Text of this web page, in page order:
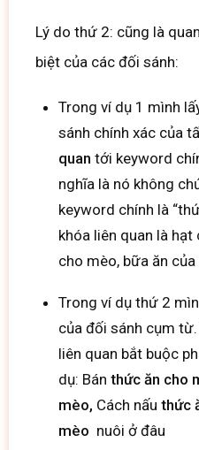
Lý do thứ 2: cũng là
biệt của các đối sánh:
Trong ví dụ 1 mình
sánh chính xác của
quan tới keyword
nghĩa là nó không
keyword chính là
khóa liên quan là
cho mèo, bữa ăn
Trong ví dụ thứ 2
của đối sánh cụm
liên quan bắt buộc
dụ: Bán thức ăn cho
mèo, Cách nấu thức
mèo nuôi ở đâu